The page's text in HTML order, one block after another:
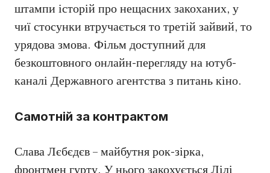
штампи історій про нещасних закоханих, у
чиї стосунки втручається то третій зайвий, то
урядова змова. Фільм доступний для
безкоштовного онлайн-перегляду на ютуб-
каналі Державного агентства з питань кіно.
Самотній за контрактом
Слава Лєбєдєв – майбутня рок-зірка,